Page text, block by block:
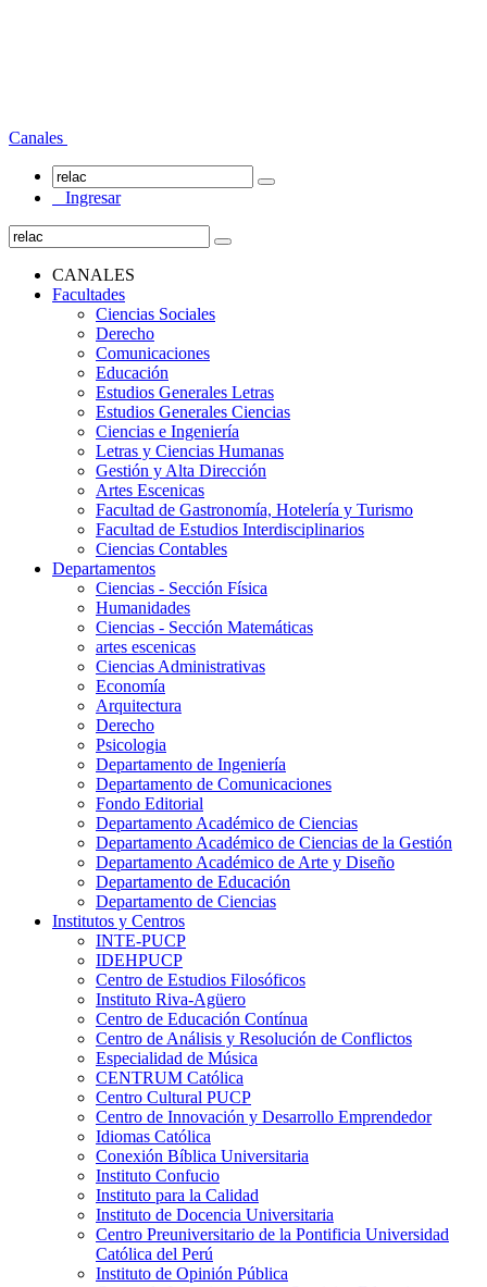
Canales
Ingresar
CANALES
Facultades
Ciencias Sociales
Derecho
Comunicaciones
Educación
Estudios Generales Letras
Estudios Generales Ciencias
Ciencias e Ingeniería
Letras y Ciencias Humanas
Gestión y Alta Dirección
Artes Escenicas
Facultad de Gastronomía, Hotelería y Turismo
Facultad de Estudios Interdisciplinarios
Ciencias Contables
Departamentos
Ciencias - Sección Física
Humanidades
Ciencias - Sección Matemáticas
artes escenicas
Ciencias Administrativas
Economía
Arquitectura
Derecho
Psicologia
Departamento de Ingeniería
Departamento de Comunicaciones
Fondo Editorial
Departamento Académico de Ciencias
Departamento Académico de Ciencias de la Gestión
Departamento Académico de Arte y Diseño
Departamento de Educación
Departamento de Ciencias
Institutos y Centros
INTE-PUCP
IDEHPUCP
Centro de Estudios Filosóficos
Instituto Riva-Agüero
Centro de Educación Contínua
Centro de Análisis y Resolución de Conflictos
Especialidad de Música
CENTRUM Católica
Centro Cultural PUCP
Centro de Innovación y Desarrollo Emprendedor
Idiomas Católica
Conexión Bíblica Universitaria
Instituto Confucio
Instituto para la Calidad
Instituto de Docencia Universitaria
Centro Preuniversitario de la Pontificia Universidad
Católica del Perú
Instituto de Opinión Pública